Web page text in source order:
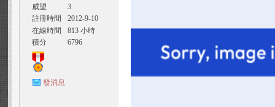
威望
3
註冊時間
2012-9-10
在線時間
813 小時
積分
6796
發消息